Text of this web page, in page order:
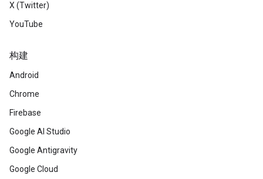
X (Twitter)
YouTube
构建
Android
Chrome
Firebase
Google AI Studio
Google Antigravity
Google Cloud